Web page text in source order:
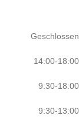
Geschlossen
14:00-18:00
9:30-18:00
9:30-13:00